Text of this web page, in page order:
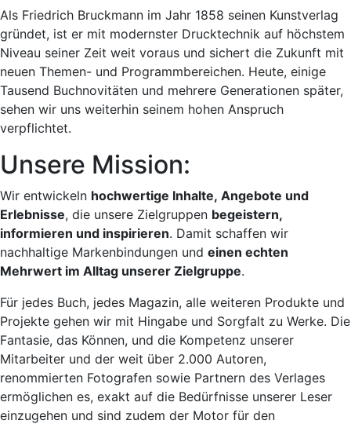
Als Friedrich Bruckmann im Jahr 1858 seinen Kunstverlag
gründet, ist er mit modernster Drucktechnik auf höchstem
Niveau seiner Zeit weit voraus und sichert die Zukunft mit
neuen Themen- und Programmbereichen. Heute, einige
Tausend Buchnovitäten und mehrere Generationen später,
sehen wir uns weiterhin seinem hohen Anspruch
verpflichtet.
Unsere Mission:
Wir entwickeln hochwertige Inhalte, Angebote und
Erlebnisse, die unsere Zielgruppen begeistern,
informieren und inspirieren. Damit schaffen wir
nachhaltige Markenbindungen und einen echten
Mehrwert im Alltag unserer Zielgruppe.
Für jedes Buch, jedes Magazin, alle weiteren Produkte und
Projekte gehen wir mit Hingabe und Sorgfalt zu Werke. Die
Fantasie, das Können, und die Kompetenz unserer
Mitarbeiter und der weit über 2.000 Autoren,
renommierten Fotografen sowie Partnern des Verlages
ermöglichen es, exakt auf die Bedürfnisse unserer Leser
einzugehen und sind zudem der Motor für den